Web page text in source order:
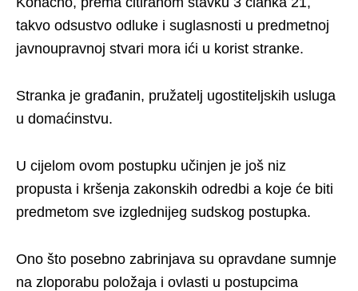
takvo odsustvo odluke i suglasnosti u predmetnoj
javnoupravnoj stvari mora ići u korist stranke.
Stranka je građanin, pružatelj ugostiteljskih usluga
u domaćinstvu.
U cijelom ovom postupku učinjen je još niz
propusta i kršenja zakonskih odredbi a koje će biti
predmetom sve izglednijeg sudskog postupka.
Ono što posebno zabrinjava su opravdane sumnje
na zloporabu položaja i ovlasti u postupcima